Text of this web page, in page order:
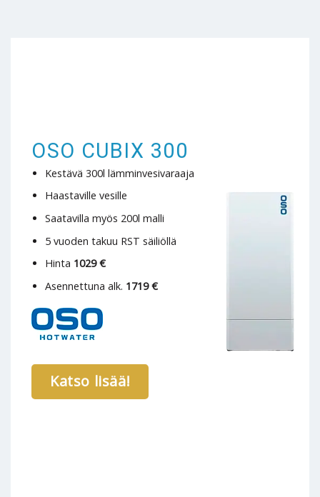
OSO CUBIX 300
Kestävä 300l lämminvesivaraaja
Haastaville vesille
Saatavilla myös 200l malli
5 vuoden takuu RST säiliöllä
Hinta 1029 €
Asennettuna alk. 1719 €
Katso lisää!